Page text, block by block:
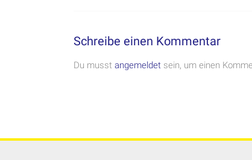
Schreibe einen Kommentar
Du musst angemeldet sein, um einen